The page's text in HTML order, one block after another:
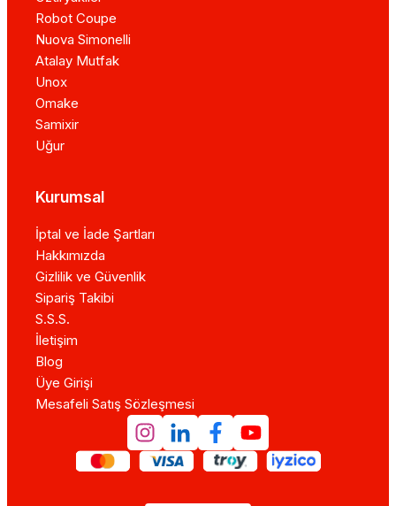
Robot Coupe
Nuova Simonelli
Atalay Mutfak
Unox
Omake
Samixir
Uğur
Kurumsal
İptal ve İade Şartları
Hakkımızda
Gizlilik ve Güvenlik
Sipariş Takibi
S.S.S.
İletişim
Blog
Üye Girişi
Mesafeli Satış Sözleşmesi